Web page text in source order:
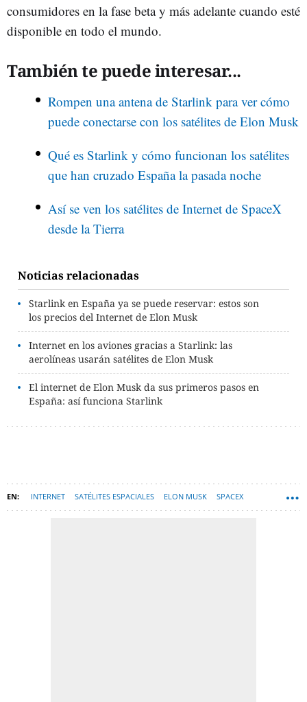
consumidores en la fase beta y más adelante cuando esté
disponible en todo el mundo.
También te puede interesar...
Rompen una antena de Starlink para ver cómo
puede conectarse con los satélites de Elon Musk
Qué es Starlink y cómo funcionan los satélites
que han cruzado España la pasada noche
Así se ven los satélites de Internet de SpaceX
desde la Tierra
Noticias relacionadas
Starlink en España ya se puede reservar: estos son
los precios del Internet de Elon Musk
Internet en los aviones gracias a Starlink: las
aerolíneas usarán satélites de Elon Musk
El internet de Elon Musk da sus primeros pasos en
España: así funciona Starlink
INTERNET SATÉLITES ESPACIALES ELON MUSK SPACEX